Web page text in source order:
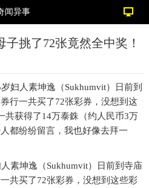
闻异事
挑了72张竟然全中奖！
妇人素坤逸（Sukhumvit）日前到
行一共买了72张彩券，没想到这
共获得了14万泰銖（约人民币3万
都纷纷留言，我也好像去拜一
素坤逸（Sukhumvit）日前到寺庙
共买了72张彩券，没想到这些彩